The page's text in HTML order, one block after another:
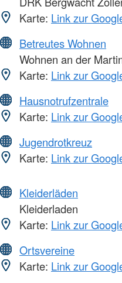
Karte: Link zur
Betreutes Wohnen
Wohnen an der
Karte: Link zur
Hausnotrufzentrale
Karte: Link zur
Jugendrotkreuz
Karte: Link zur
Kleiderläden
Kleiderladen
Karte: Link zur
Ortsvereine
Karte: Link zur